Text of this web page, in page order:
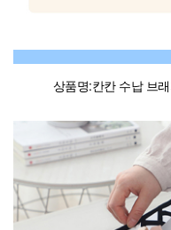
상품명:칸칸 수납 브